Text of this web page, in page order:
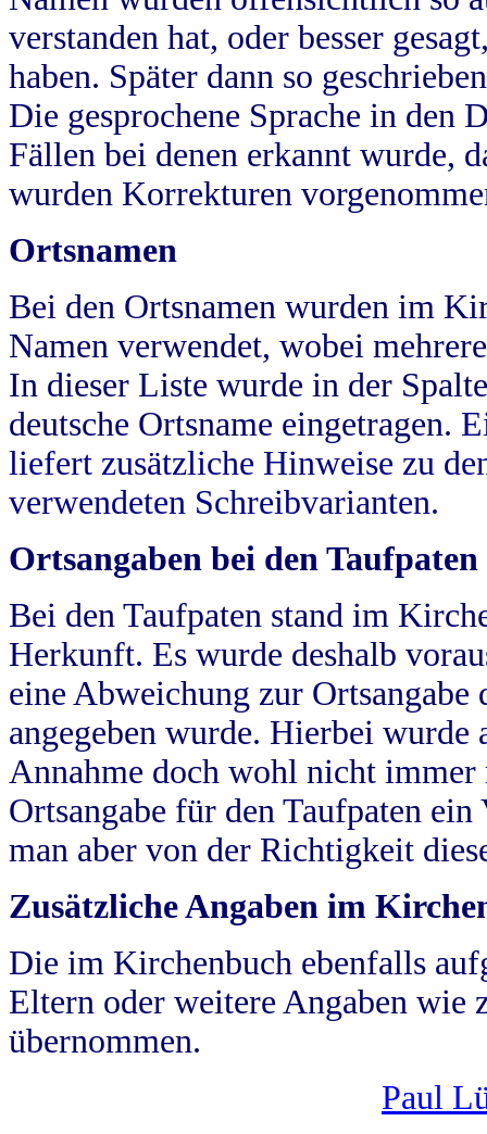
verstanden hat, oder besser
haben. Später dann so
Die gesprochene Sprache in
Fällen bei denen erkannt wurde,
wurden Korrekturen
Ortsnamen
Bei den Ortsnamen wurden im
Namen verwendet, wobei
In dieser Liste wurde in der
deutsche Ortsname eingetragen.
liefert zusätzliche Hinweise zu
verwendeten Schreibvarianten.
Ortsangaben bei den Taufpaten
Bei den Taufpaten stand im
Herkunft. Es wurde deshalb
eine Abweichung zur
angegeben wurde. Hierbei wurde
Annahme doch wohl nicht
Ortsangabe für den Taufpaten
man aber von der Richtigkeit
Zusätzliche Angaben im
Die im Kirchenbuch ebenfalls
Eltern oder weitere Angaben wie
übernommen.
Paul